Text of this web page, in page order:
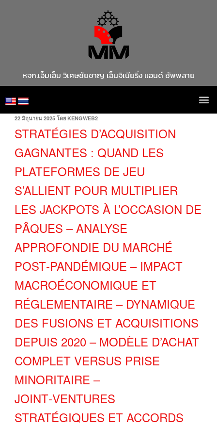
หจก.เอ็มเอ็ม วิเศษชัยชาญ เอ็นจิเนียริ่ง แอนด์ ซัพพลาย
22 มิถุนายน 2025 โดย KENGWEB2
STRATÉGIES D’ACQUISITION
GAGNANTES : QUAND LES
PLATEFORMES DE JEU
S’ALLIENT POUR MULTIPLIER
LES JACKPOTS À L’OCCASION DE
PÂQUES – ANALYSE
APPROFONDIE DU MARCHÉ
POST‑PANDÉMIQUE – IMPACT
MACROÉCONOMIQUE ET
RÉGLEMENTAIRE – DYNAMIQUE
DES FUSIONS ET ACQUISITIONS
DEPUIS 2020 – MODÈLE D’ACHAT
COMPLET VERSUS PRISE
MINORITAIRE –
JOINT‑VENTURES
STRATÉGIQUES ET ACCORDS